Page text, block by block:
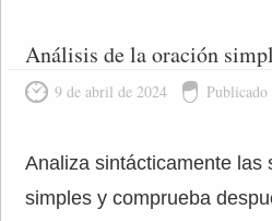
Análisis de la oración
9 de abril de 2024
Analiza sintácticamente las
simples y comprueba